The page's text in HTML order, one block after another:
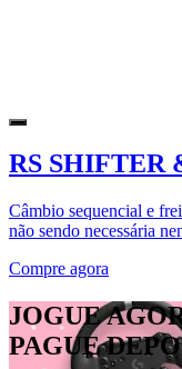
RS SHIFTER
Câmbio sequencial e
não sendo necessária
Compre agora
JOGUE
PAGUE